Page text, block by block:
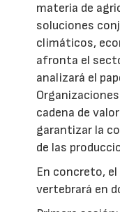
materia de
soluciones
climáticos,
afronta el
analizará el
cadena de
garantizar la
de las
En concreto,
vertebrará en